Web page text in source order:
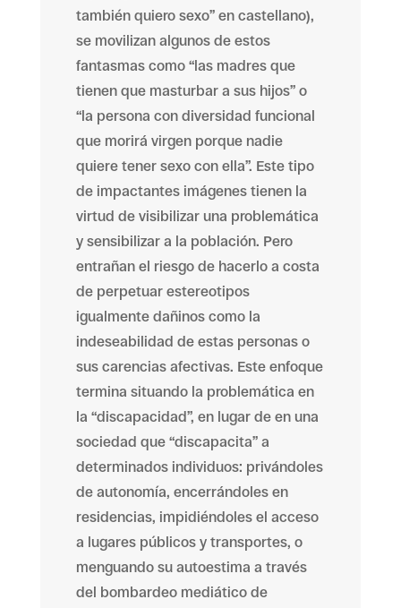
también quiero sexo” en castellano),
se movilizan algunos de estos
fantasmas como “las madres que
tienen que masturbar a sus hijos” o
“la persona con diversidad funcional
que morirá virgen porque nadie
quiere tener sexo con ella”. Este tipo
de impactantes imágenes tienen la
virtud de visibilizar una problemática
y sensibilizar a la población. Pero
entrañan el riesgo de hacerlo a costa
de perpetuar estereotipos
igualmente dañinos como la
indeseabilidad de estas personas o
sus carencias afectivas. Este enfoque
termina situando la problemática en
la “discapacidad”, en lugar de en una
sociedad que “discapacita” a
determinados individuos: privándoles
de autonomía, encerrándoles en
residencias, impidiéndoles el acceso
a lugares públicos y transportes, o
menguando su autoestima a través
del bombardeo mediático de